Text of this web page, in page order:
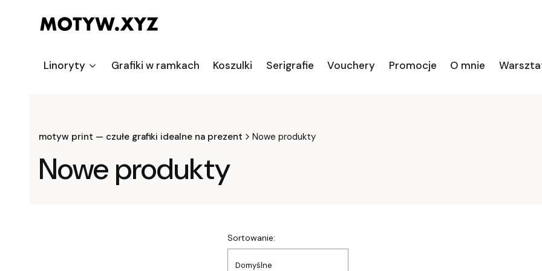
Linoryty Grafiki w ramkach Koszulki Serigrafie Vouchery Promocje O mnie
motyw print — czułe grafiki idealne na prezent Nowe produkty
Nowe produkty
Lista produktów
Sortowanie:
Domyślne